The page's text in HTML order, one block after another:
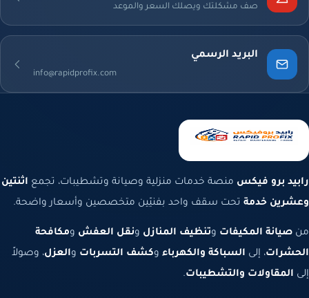
صف مشكلتك ويصلك السعر والموعد
البريد الرسمي
info@rapidprofix.com
رابيد برو فيكس منصة خدمات منزلية وصيانة وتشطيبات، تجمع اثنتين
وعشرين خدمة تحت سقف واحد بفنيّين متخصصين وأسعار واضحة.
من صيانة المكيفات وتنظيف المنازل ونقل العفش ومكافحة
الحشرات، إلى السباكة والكهرباء وكشف التسربات والعزل، وصولاً
إلى المقاولات والتشطيبات.